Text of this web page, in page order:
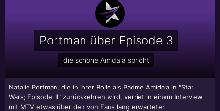
Portman über Episode 3
die schöne Amidala spricht
Natalie Portman, die in ihrer Rolle als Padme Amidala in "Star
Wars; Episode III" zurückkehren wird, verriet in einem Interview
mit MTV etwas über den von Fans lang erwarteten